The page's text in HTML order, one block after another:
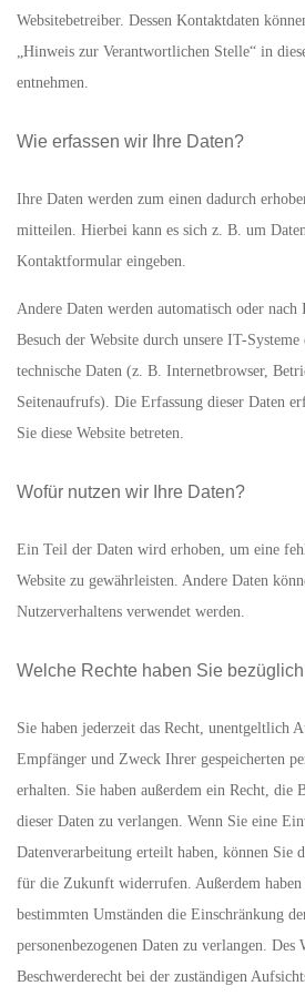
Websitebetreiber. Dessen Kontaktdaten
„Hinweis zur Verantwortlichen Stelle“ in
entnehmen.
Wie erfassen wir Ihre Daten?
Ihre Daten werden zum einen dadurch
mitteilen. Hierbei kann es sich z. B. um
Kontaktformular eingeben.
Andere Daten werden automatisch oder
Besuch der Website durch unsere IT-
technische Daten (z. B. Internetbrowser,
Seitenaufrufs). Die Erfassung dieser Daten
Sie diese Website betreten.
Wofür nutzen wir Ihre Daten?
Ein Teil der Daten wird erhoben, um eine
Website zu gewährleisten. Andere Daten
Nutzerverhaltens verwendet werden.
Welche Rechte haben Sie
Sie haben jederzeit das Recht, unentgeltlich
Empfänger und Zweck Ihrer gespeicherten
erhalten. Sie haben außerdem ein Recht, die
dieser Daten zu verlangen. Wenn Sie eine
Datenverarbeitung erteilt haben, können Sie
für die Zukunft widerrufen. Außerdem haben
bestimmten Umständen die Einschränkung
personenbezogenen Daten zu verlangen. Des
Beschwerderecht bei der zuständigen